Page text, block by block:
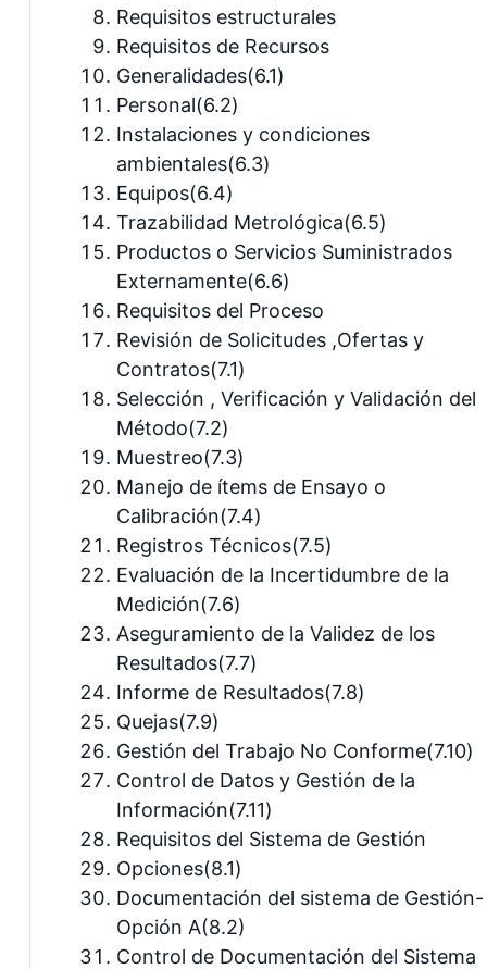
Requisitos estructurales
Requisitos de Recursos
Generalidades(6.1)
Personal(6.2)
Instalaciones y condiciones
ambientales(6.3)
Equipos(6.4)
Trazabilidad Metrológica(6.5)
Productos o Servicios Suministrados
Externamente(6.6)
Requisitos del Proceso
Revisión de Solicitudes ,Ofertas y
Contratos(7.1)
Selección , Verificación y Validación del
Método(7.2)
Muestreo(7.3)
Manejo de ítems de Ensayo o
Calibración(7.4)
Registros Técnicos(7.5)
Evaluación de la Incertidumbre de la
Medición(7.6)
Aseguramiento de la Validez de los
Resultados(7.7)
Informe de Resultados(7.8)
Quejas(7.9)
Gestión del Trabajo No Conforme(7.10)
Control de Datos y Gestión de la
Información(7.11)
Requisitos del Sistema de Gestión
Opciones(8.1)
Documentación del sistema de Gestión-
Opción A(8.2)
Control de Documentación del Sistema